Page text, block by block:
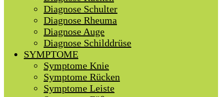
Diagnose Schulter
Diagnose Rheuma
Diagnose Auge
Diagnose Schilddrüse
SYMPTOME
Symptome Knie
Symptome Rücken
Symptome Leiste